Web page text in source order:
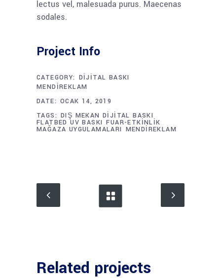
lectus vel, malesuada purus. Maecenas
sodales.
Project Info
CATEGORY: DIJITAL BASKI
MENDIREKLAM
DATE: OCAK 14, 2019
TAGS: DIŞ MEKAN DIJITAL BASKI
FLATBED UV BASKI FUAR-ETKINLIK
MAĞAZA UYGULAMALARI MENDIREKLAM
Related projects